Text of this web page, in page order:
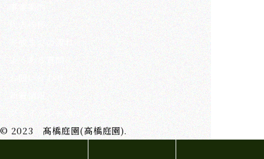
事業案内
代表挨拶
完成までの流れ
よくある質問
お問い合わせ
新着情報
プライバシーポリシー
© 2023 髙橋庭園(高橋庭園).